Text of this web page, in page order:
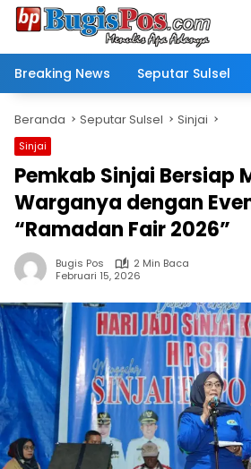
Langsung
Breaking News
Seputar Sulsel
Beranda Seputar Sulsel Sinjai
Sinjai
Pemkab Sinjai Bersiap
Warganya dengan
“Ramadan Fair 2026”
Bugis Pos
2 Min Baca
Februari 15, 2026